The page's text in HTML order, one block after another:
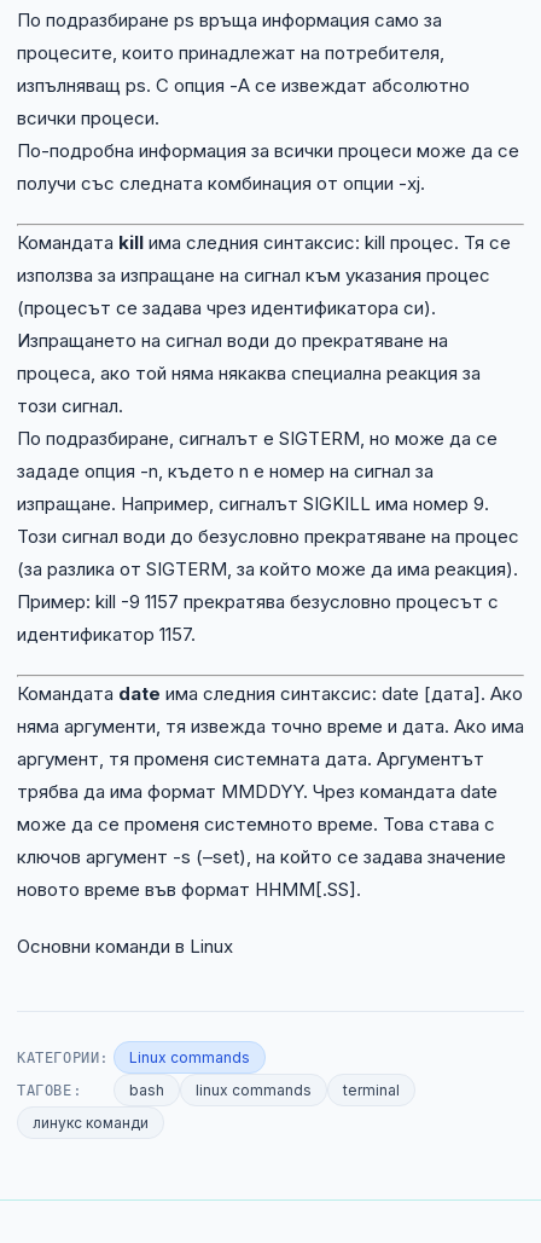
По подразбиране ps връща информация само за
процесите, които принадлежат на потребителя,
изпълняващ ps. С опция -A се извеждат абсолютно
всички процеси.
По-подробна информация за всички процеси може да се
получи със следната комбинация от опции -xj.
Командата kill има следния синтаксис: kill процес. Тя се
използва за изпращане на сигнал към указания процес
(процесът се задава чрез идентификатора си).
Изпращането на сигнал води до прекратяване на
процеса, ако той няма някаква специална реакция за
този сигнал.
По подразбиране, сигналът е SIGTERM, но може да се
зададе опция -n, където n е номер на сигнал за
изпращане. Например, сигналът SIGKILL има номер 9.
Този сигнал води до безусловно прекратяване на процес
(за разлика от SIGTERM, за който може да има реакция).
Пример: kill -9 1157 прекратява безусловно процесът с
идентификатор 1157.
Командата date има следния синтаксис: date [дата]. Ако
няма аргументи, тя извежда точно време и дата. Ако има
аргумент, тя променя системната дата. Аргументът
трябва да има формат MMDDYY. Чрез командата date
може да се променя системното време. Това става с
ключов аргумент -s (–set), на който се задава значение
новото време във формат HHMM[.SS].
Основни команди в Linux
КАТЕГОРИИ: Linux commands
ТАГОВЕ: bash linux commands
terminal
линукс команди